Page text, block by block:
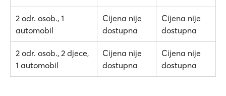
2 odr. osob., 1
automobil
Cijena nije
dostupna
Cijena nije
dostupna
2 odr. osob., 2 djece,
1 automobil
Cijena nije
dostupna
Cijena nije
dostupna